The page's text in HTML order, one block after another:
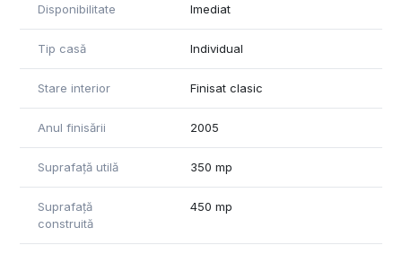
Disponibilitate Imediat
Tip casă Individual
Stare interior Finisat clasic
Anul finisării 2005
Suprafață utilă 350 mp
Suprafață
construită
450 mp